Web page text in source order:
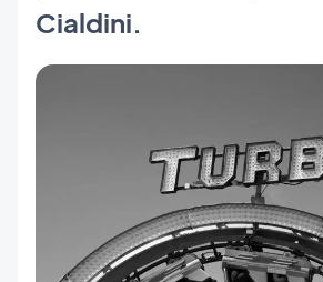
Cialdini.